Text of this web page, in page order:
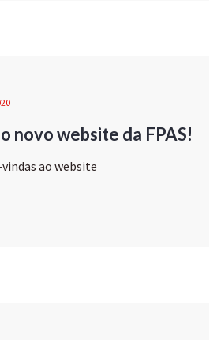
novo website da FPAS!
ao website